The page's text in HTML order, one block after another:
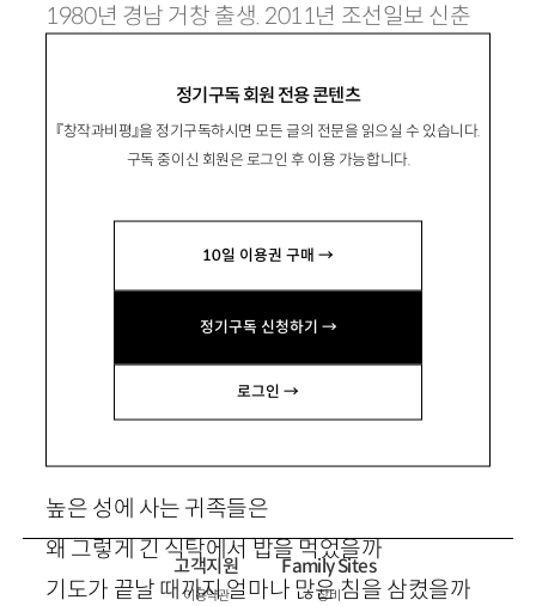
정기구독 회원 전용 콘텐츠
『창작과비평』을 정기구독하시면 모든 글의 전문을 읽으실 수 있습니다.
구독 중이신 회원은 로그인 후 이용 가능합니다.
10일 이용권 구매 →
정기구독 신청하기 →
로그인 →
1980년 경남 거창 출생. 2011년 조선일보 신춘
식탁의 기도
세상에서 가장 긴 식탁에 앉아 밥을 먹는다
기도하는 두 손에서 솟아나는 또다른 두 손
높은 성에 사는 귀족들은
왜 그렇게 긴 식탁에서 밥을 먹었을까
기도가 끝날 때까지 얼마나 많은 침을 삼켰을까
고객지원
이용약관
Family Sites
창비